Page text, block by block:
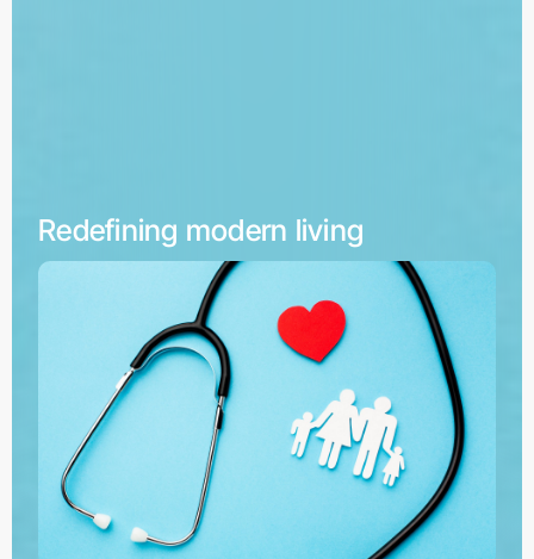
Redefining modern living